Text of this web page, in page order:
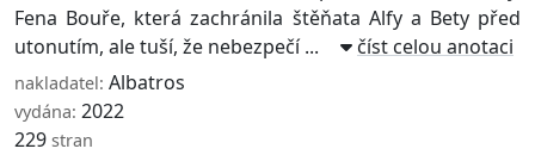
Fena Bouře, která zachránila štěňata Alfy a Bety před
utonutím, ale tuší, že nebezpečí ...
číst celou anotaci
nakladatel: Albatros
vydána: 2022
229 stran